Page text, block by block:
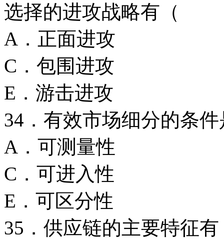
选择的进攻战略有（
A．正面进
C．包围进
E．游击进攻
34．有效市场细分的
A．可测量
C．可进入
E．可区分性
35．供应链的主要特